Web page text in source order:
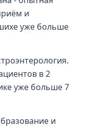
и
уже больше
в 2
уже больше 7
и